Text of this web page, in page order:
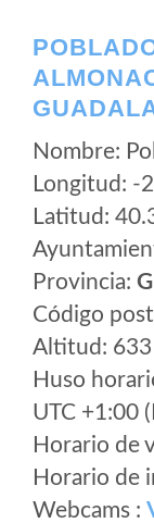
Nombre:
Longitud: -
Latitud:
Provincia:
Código
Altitud: 633
Huso
UTC +1:00
Horario de
Horario de
Webcams :